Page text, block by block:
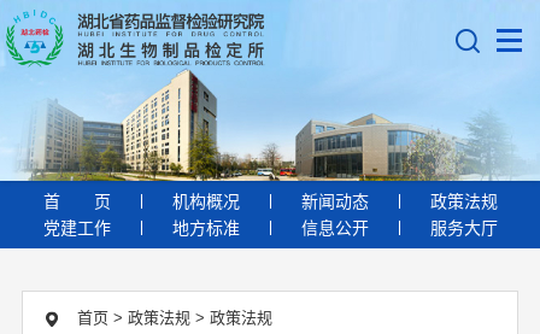
首 页 机构概况 新闻动态
政策法规
党建工作
地方标准 信息公开 服务大厅
首页 >政策法规 >政策法规